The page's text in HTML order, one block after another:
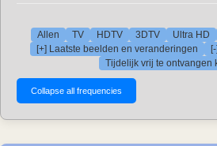
Allen TV HDTV 3DTV Ultra HD
[+] Laatste beelden en veranderingen
Tijdelijk vrij te ontvangen